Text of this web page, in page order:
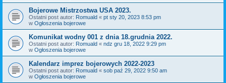
Bojerowe Mistrzostwa USA 2023.
Ostatni post autor: Romuald « pt sty 20, 2023 8:53 pm
w Ogłoszenia bojerowe
Komunikat wodny 001 z dnia 18.grudnia 2022.
Ostatni post autor: Romuald « ndz gru 18, 2022 9:29 pm
w Ogłoszenia bojerowe
Kalendarz imprez bojerowych 2022-2023
Ostatni post autor: Romuald « sob paź 29, 2022 9:50 am
w Ogłoszenia bojerowe